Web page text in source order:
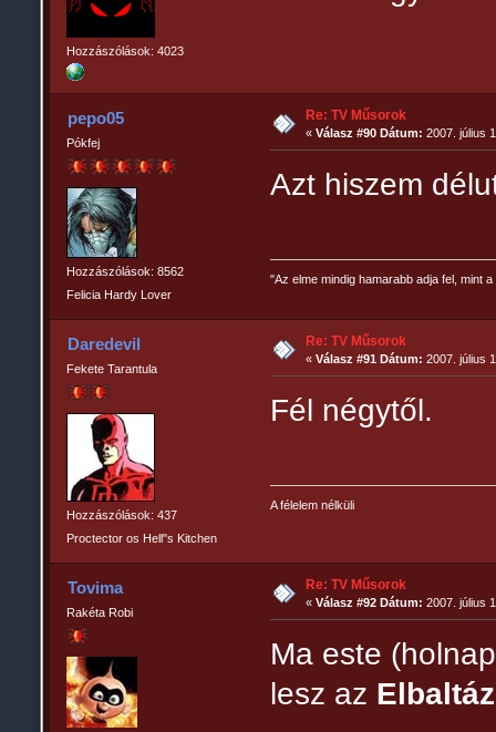
Hozzászólások: 4023
pepo05
Pókfej
Hozzászólások: 8562
Felicia Hardy Lover
Re: TV Műsorok
«Válasz #90 Dátum: 2007. július
Azt hiszem
"Az elme mindig hamarabb adja fel, mint
Daredevil
Fekete Tarantula
Hozzászólások: 437
Proctector os Hell"s Kitchen
Re: TV Műsorok
«Válasz #91 Dátum: 2007. július
Fél négytől.
A félelem nélküli
Tovima
Rakéta Robi
Re: TV Műsorok
«Válasz #92 Dátum: 2007. július
Ma este
lesz az